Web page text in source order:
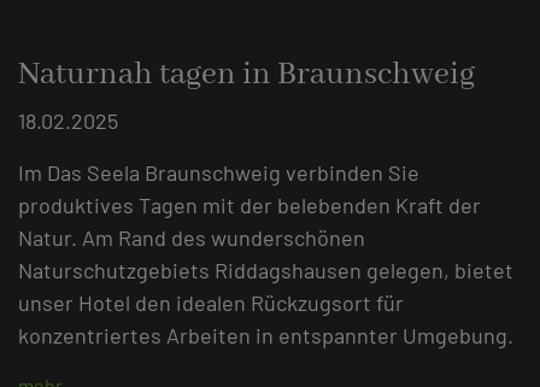
Naturnah tagen in Braunschweig
18.02.2025
Im Das Seela Braunschweig verbinden Sie
produktives Tagen mit der belebenden Kraft der
Natur. Am Rand des wunderschönen
Naturschutzgebiets Riddagshausen gelegen, bietet
unser Hotel den idealen Rückzugsort für
konzentriertes Arbeiten in entspannter Umgebung.